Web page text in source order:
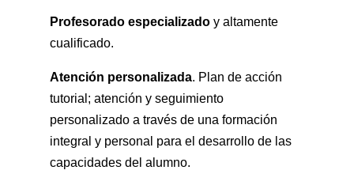
Profesorado especializado y altamente
cualificado.
Atención personalizada. Plan de acción
tutorial; atención y seguimiento
personalizado a través de una formación
integral y personal para el desarrollo de las
capacidades del alumno.